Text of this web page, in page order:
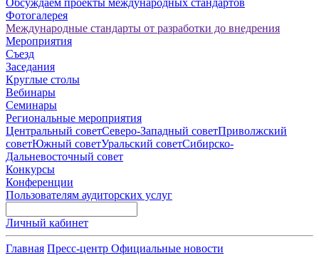
Обсуждаем проекты международных стандартов
Фотогалерея
Международные стандарты от разработки до внедрения
Мероприятия
Съезд
Заседания
Круглые столы
Вебинары
Семинары
Региональные мероприятия
Центральный советСеверо-Западный советПриволжский
советЮжный советУральский советСибирско-
Дальневосточный совет
Конкурсы
Конференции
Пользователям аудиторских услуг
Личный кабинет
Главная Пресс-центр Официальные новости